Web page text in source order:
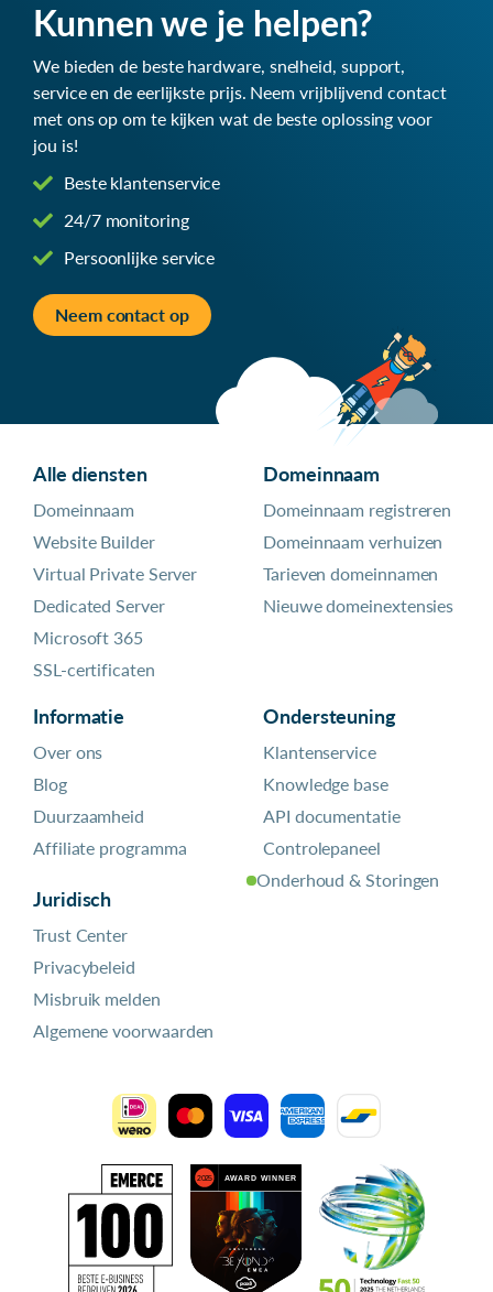
Kunnen we je helpen?
We bieden de beste hardware, snelheid, support,
service en de eerlijkste prijs. Neem vrijblijvend contact
met ons op om te kijken wat de beste oplossing voor
jou is!
Beste klantenservice
24/7 monitoring
Persoonlijke service
Neem contact op
Alle diensten
Domeinnaam
Website Builder
Virtual Private Server
Dedicated Server
Microsoft 365
SSL-certificaten
Domeinnaam
Domeinnaam registreren
Domeinnaam verhuizen
Tarieven domeinnamen
Nieuwe domeinextensies
Informatie
Over ons
Blog
Duurzaamheid
Affiliate programma
Juridisch
Trust Center
Privacybeleid
Misbruik melden
Algemene voorwaarden
Ondersteuning
Klantenservice
Knowledge base
API documentatie
Controlepaneel
Onderhoud & Storingen